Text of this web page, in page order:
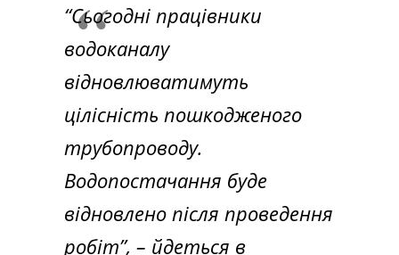
“Сьогодні працівники
водоканалу
відновлюватимуть
цілісність пошкодженого
трубопроводу.
Водопостачання буде
відновлено після проведення
робіт”, – йдеться в